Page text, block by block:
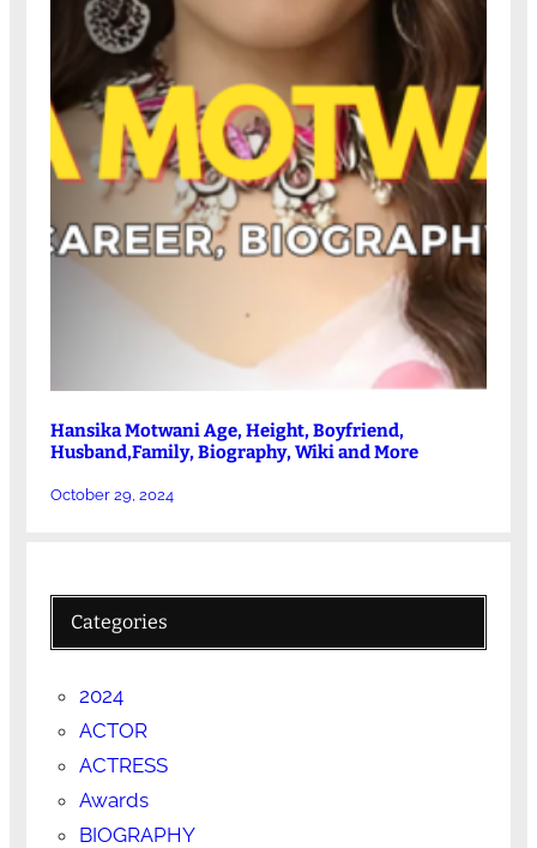
Hansika Motwani Age, Height, Boyfriend,
Husband,Family, Biography, Wiki and More
October 29, 2024
Categories
2024
ACTOR
ACTRESS
Awards
BIOGRAPHY